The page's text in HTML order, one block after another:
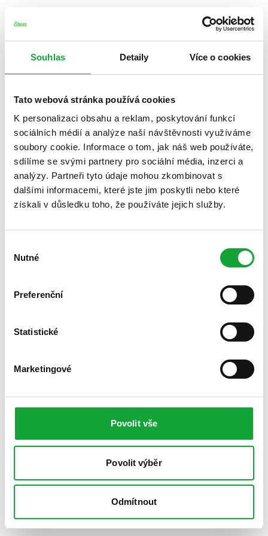
Souhlas Detaily Více o cookies
Tato webová stránka používá cookies
K personalizaci obsahu a reklam, poskytování funkcí
sociálních médií a analýze naší návštěvnosti využíváme
soubory cookie. Informace o tom, jak náš web používáte,
sdílíme se svými partnery pro sociální média, inzerci a
analýzy. Partneři tyto údaje mohou zkombinovat s
dalšími informacemi, které jste jim poskytli nebo které
získali v důsledku toho, že používáte jejich služby.
souhlasu
Nutné
Preferenční
Statistické
Marketingové
Povolit vše
Povolit výběr
Odmítnout